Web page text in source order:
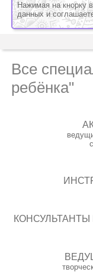
Нажимая на кнорку
данных и
Все
ребёнка"